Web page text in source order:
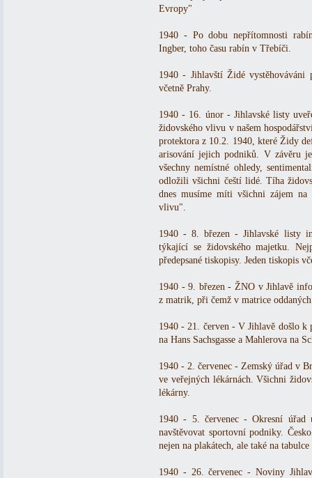
Evropy"
1940 - Po dobu nepřítomnosti
Ingber, toho času rabín v Třebíči.
1940 - Jihlavští Židé vystěhováváni
včetně Prahy.
1940 - 16. únor - Jihlavské listy
židovského vlivu v našem
protektora z 10.2. 1940, které Židy
arisování jejich podniků. V závěru
všechny nemístné ohledy,
odložili všichni čeští lidé. Tíha
dnes musíme míti všichni zájem
vlivu".
1940 - 8. březen - Jihlavské listy
týkající se židovského majetku.
předepsané tiskopisy. Jeden tiskopis
1940 - 9. březen - ŽNO v Jihlavě
z matrik, při čemž v matrice
1940 - 21. červen - V Jihlavě došlo k
na Hans Sachsgasse a Mahlerova na
1940 - 2. červenec - Zemský úřad v
ve veřejných lékárnách. Všichni
lékárny.
1940 - 5. červenec - Okresní úřad
navštěvovat sportovní podniky.
nejen na plakátech, ale také na
1940 - 26. červenec - Noviny